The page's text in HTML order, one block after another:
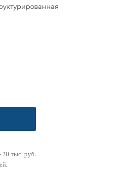
20 тыс. руб.